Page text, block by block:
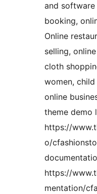
and
booking,
Online
selling,
cloth
women,
online
theme demo
https://
o/
https://
mentation/